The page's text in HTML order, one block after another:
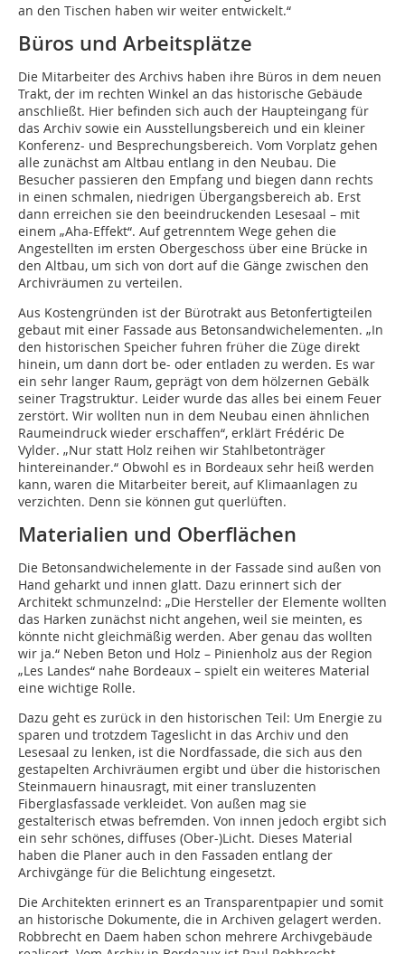
an den Tischen haben wir weiter entwickelt.“
Büros und Arbeitsplätze
Die Mitarbeiter des Archivs haben ihre Büros in dem neuen
Trakt, der im rechten Winkel an das historische Gebäude
anschließt. Hier befinden sich auch der Haupteingang für
das Archiv sowie ein Ausstellungsbereich und ein kleiner
Konferenz- und Besprechungsbereich. Vom Vorplatz gehen
alle zunächst am Altbau entlang in den Neubau. Die
Besucher passieren den Empfang und biegen dann rechts
in einen schmalen, niedrigen Übergangsbereich ab. Erst
dann erreichen sie den beeindruckenden Lesesaal – mit
einem „Aha-Effekt“. Auf getrenntem Wege gehen die
Angestellten im ersten Obergeschoss über eine Brücke in
den Altbau, um sich von dort auf die Gänge zwischen den
Archivräumen zu verteilen.
Aus Kostengründen ist der Bürotrakt aus Betonfertigteilen
gebaut mit einer Fassade aus Betonsandwichelementen. „In
den historischen Speicher fuhren früher die Züge direkt
hinein, um dann dort be- oder entladen zu werden. Es war
ein sehr langer Raum, geprägt von dem hölzernen Gebälk
seiner Tragstruktur. Leider wurde das alles bei einem Feuer
zerstört. Wir wollten nun in dem Neubau einen ähnlichen
Raumeindruck wieder erschaffen“, erklärt Frédéric De
Vylder. „Nur statt Holz reihen wir Stahlbetonträger
hintereinander.“ Obwohl es in Bordeaux sehr heiß werden
kann, waren die Mitarbeiter bereit, auf Klimaanlagen zu
verzichten. Denn sie können gut querlüften.
Materialien und Oberflächen
Die Betonsandwichelemente in der Fassade sind außen von
Hand gehar­kt und innen glatt. Dazu erinnert sich der
Architekt schmunzelnd: „Die Hersteller der Elemente wollten
das Harken zunächst nicht angehen, weil sie meinten, es
könnte nicht gleichmäßig werden. Aber genau das wollten
wir ja.“ Neben Beton und Holz – Pinienholz aus der Region
„Les Landes“ nahe Bordeaux – spielt ein weiteres Material
eine wichtige Rolle.
Dazu geht es zurück in den historischen Teil: Um Energie zu
sparen und trotzdem Tageslicht in das Archiv und den
Lesesaal zu lenken, ist die Nordfassade, die sich aus den
gestapelten Archivräumen ergibt und über die historischen
Steinmauern hinausragt, mit einer transluzenten
Fiberglasfassade verkleidet. Von außen mag sie
gestalterisch etwas befremden. Von innen jedoch ergibt sich
ein sehr schönes, diffuses (Ober-)Licht. Dieses Material
haben die Planer auch in den Fassaden entlang der
Archivgänge für die Belichtung eingesetzt.
Die Architekten erinnert es an Transparentpapier und somit
an historische Dokumente, die in Archiven gelagert werden.
Robbrecht en Daem haben schon mehrere Archivgebäude